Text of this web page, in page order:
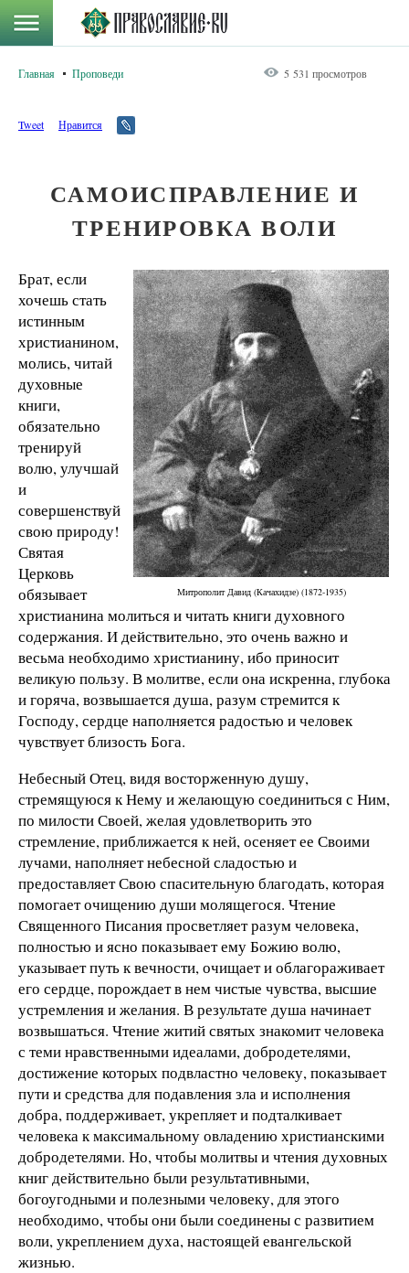
Главная Проповеди 5 531 просмотров
Tweet Нравится
САМОИСПРАВЛЕНИЕ И
ТРЕНИРОВКА ВОЛИ
Митрополит Давид (Качахидзе) (1872-1935)
Брат, если
хочешь стать
истинным
христианином,
молись, читай
духовные
книги,
обязательно
тренируй
волю, улучшай
и
совершенствуй
свою природу!
Святая
Церковь
обязывает
христианина молиться и читать книги духовного
содержания. И действительно, это очень важно и
весьма необходимо христианину, ибо приносит
великую пользу. В молитве, если она искренна, глубока
и горяча, возвышается душа, разум стремится к
Господу, сердце наполняется радостью и человек
чувствует близость Бога.
Небесный Отец, видя восторженную душу,
стремящуюся к Нему и желающую соединиться с Ним,
по милости Своей, желая удовлетворить это
стремление, приближается к ней, осеняет ее Своими
лучами, наполняет небесной сладостью и
предоставляет Свою спасительную благодать, которая
помогает очищению души молящегося. Чтение
Священного Писания просветляет разум человека,
полностью и ясно показывает ему Божию волю,
указывает путь к вечности, очищает и облагораживает
его сердце, порождает в нем чистые чувства, высшие
устремления и желания. В результате душа начинает
возвышаться. Чтение житий святых знакомит человека
с теми нравственными идеалами, добродетелями,
достижение которых подвластно человеку, показывает
пути и средства для подавления зла и исполнения
добра, поддерживает, укрепляет и подталкивает
человека к максимальному овладению христианскими
добродетелями. Но, чтобы молитвы и чтения духовных
книг действительно были результативными,
богоугодными и полезными человеку, для этого
необходимо, чтобы они были соединены с развитием
воли, укреплением духа, настоящей евангельской
жизнью.